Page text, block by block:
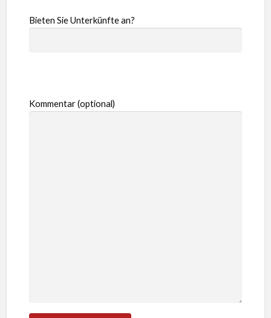
Bieten Sie Unterkünfte an?
Kommentar (optional)